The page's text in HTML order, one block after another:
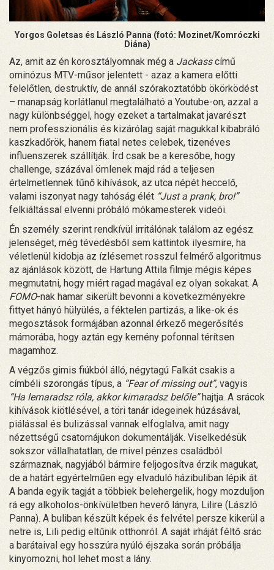
Yorgos Goletsas és László Panna (fotó: Mozinet/Komróczki
Diána)
Az, amit az én korosztályomnak még a Jackasscímű
ominózus MTV-műsor jelentett - azaz a kamera előtti
felelőtlen, destruktív, de annál szórakoztatóbb ökörködést
– manapság korlátlanul megtalálható a Youtube-on, azzal a
nagy különbséggel, hogy ezeket a tartalmakat javarészt
nem professzionális és kizárólag saját magukkal kibabráló
kaszkadőrök, hanem fiatal netes celebek, tizenéves
influenszerek szállítják. Írd csak be a keresőbe, hogy
challenge, százával ömlenek majd rád a teljesen
értelmetlennek tűnő kihívások, az utca népét heccelő,
valami iszonyat nagy tahóság élét “Just a prank, bro!”
felkiáltással elvenni próbáló mókamesterek videói.
Én személy szerint rendkívül irritálónak találom az egész
jelenséget, még tévedésből sem kattintok ilyesmire, ha
véletlenül kidobja az ízlésemet rosszul felmérő algoritmus
az ajánlások között, de Hartung Attila filmje mégis képes
megmutatni, hogy miért ragad magával ez olyan sokakat. A
FOMO-nak hamar sikerült bevonni a következményekre
fittyet hányó hülyülés, a féktelen partizás, a like-ok és
megosztások formájában azonnal érkező megerősítés
mámorába, hogy aztán egy kemény pofonnal térítsen
magamhoz.
A végzős gimis fiúkból álló, négytagú Falkát csakis a
címbéli szorongás típus, a “Fear of missing out”, vagyis
“Ha lemaradsz róla, akkor kimaradsz belőle”hajtja. A srácok
kihívások kiötlésével, a töri tanár idegeinek húzásával,
piálással és bulizással vannak elfoglalva, amit nagy
nézettségű csatornájukon dokumentálják. Viselkedésük
sokszor vállalhatatlan, de mivel pénzes családból
származnak, nagyjából bármire feljogosítva érzik magukat,
de a határt egyértelműen egy elvaduló házibuliban lépik át.
A banda egyik tagját a többiek belehergelik, hogy mozduljon
rá egy alkoholos-önkívületben heverő lányra, Lilire (László
Panna). A buliban készült képek és felvétel persze kikerül a
netre is, Lili pedig eltűnik otthonról. A saját irháját féltő srác
a barátaival egy hosszúra nyúló éjszaka során próbálja
kinyomozni, hol lehet most a lány.